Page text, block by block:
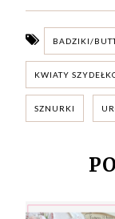
BADZIKI/
KWIATY
SZNURKI